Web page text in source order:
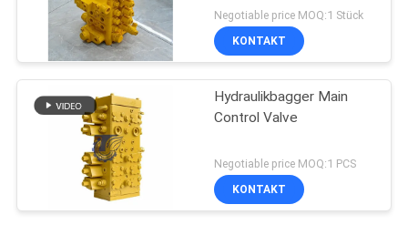
Negotiable price MOQ:1 Stück
KONTAKT
Hydraulikbagger Main
Control Valve
Negotiable price MOQ:1 PCS
KONTAKT